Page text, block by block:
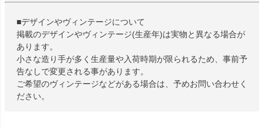
■デザインやヴィンテージについて
掲載のデザインやヴィンテージ(生産年)は実物と異なる場合が
あります。
小さな造り手が多く生産量や入荷時期が限られるため、事前予
告なしで変更される事があります。
ご希望のヴィンテージなどがある場合は、予めお問い合わせく
ださい。